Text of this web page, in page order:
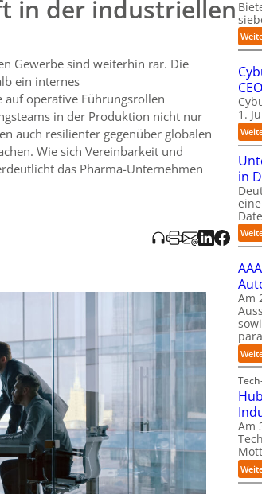
Lösungen auch in der Produktion
sowie sichtbare weibliche
Frauen sind. Ergänzend wird ein
weibliche Talente mit Sponsoren,
gezielt auf operative
erfordert transparente Karrierewege,
in der Vereinbarkeit gelebte
in der industriellen
Gewerbe sind weiterhin rar. Die
ein internes
auf operative Führungsrollen
in der Produktion nicht nur
auch resilienter gegenüber globalen
Wie sich Vereinbarkeit und
das Pharma-Unternehmen
CEO
1.
in
Am
Am